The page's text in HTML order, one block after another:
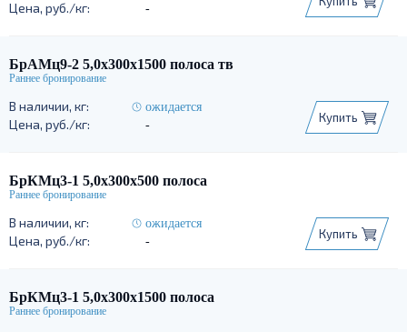
-
БрАМц9-2 5,0х300х1500 полоса тв
ожидается
-
Купить
БрКМц3-1 5,0х300х500 полоса
ожидается
-
Купить
БрКМц3-1 5,0х300х1500 полоса